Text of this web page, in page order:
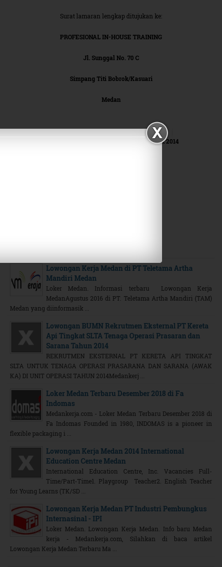
Surat lamaran lengkap ditujukan ke:
PROFESIONAL IN-HOUSE TRAINING
Jl. Sunggal No. 70 C
Simpang Titi Bobrok/Kasuari
Medan
20 Maret 2014
Lowongan Kerja Medan di PT Teletama Artha
Mandiri Medan
Loker Medan. Informasi terbaru Lowongan Kerja
MedanAgustus 2016 di PT. Teletama Artha Mandiri (TAM)
Medan yang diinformasik ...
Lowongan BUMN Rekrutmen Eksternal PT Kereta
Api Tingkat SLTA Tenaga Operasi Prasaran dan
Sarana Tahun 2014
REKRUTMEN EKSTERNAL PT KERETA API TINGKAT
SLTA UNTUK TENAGA OPERASI PRASARANA DAN SARANA (AWAK
KA) DI UNIT OPERASI TAHUN 2014Medankerj ...
Loker Medan Terbaru Desember 2018 di Fa
Indomas
Medankerja.com - Loker Medan Terbaru Desember 2018 di
Fa Indomas Founded in 1980, INDOMAS is a pioneer in
flexible packaging i ...
Lowongan Kerja Medan 2014 International
Education Centre Medan
International Education Centre, Inc. Vacancies Full-
Time/Part-Time1. Playgroup Teacher2. English Teacher
for Young Learns (TK/SD ...
Lowongan Kerja Medan PT Industri Pembungkus
Internasinal - IPI
Loker Medan. Lowongan Kerja Medan. Info baru Medan
kerja - Medankerja.com, Silahkan di baca artikel
Lowongan Kerja Medan Terbaru Ma ...